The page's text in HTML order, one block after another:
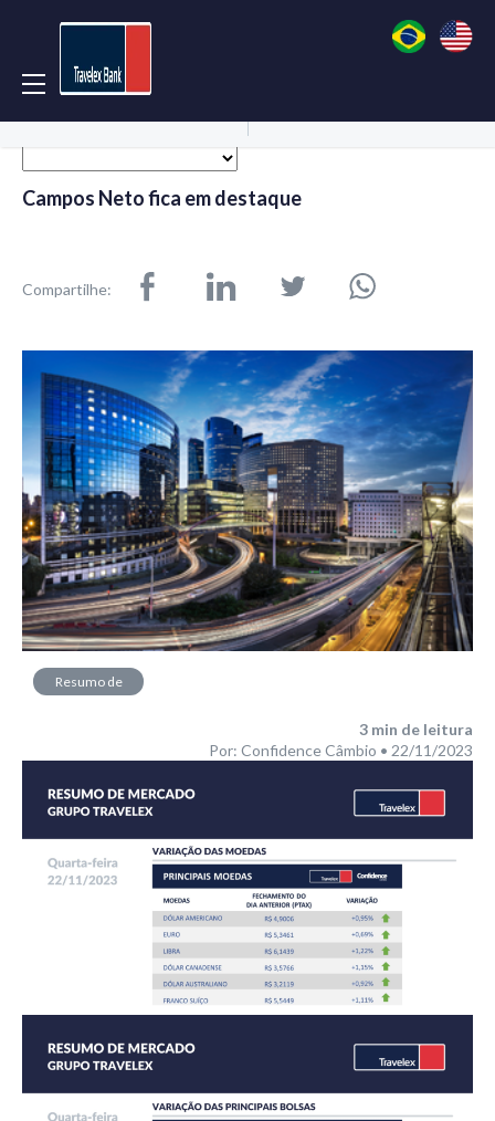
Campos Neto fica em destaque
Compartilhe:
Resumo de
3 min de leitura
Por: Confidence Câmbio • 22/11/2023